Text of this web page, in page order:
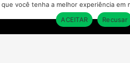
você tenha a melhor experiência
ACEITAR
Recusar